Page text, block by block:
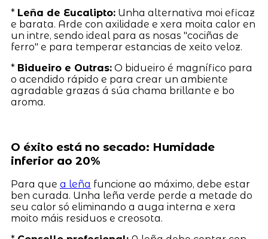
* Leña de Eucalipto:Unha alternativa moi eficaz
e barata. Arde con axilidade e xera moita calor en
un intre, sendo ideal para as nosas "cociñas de
ferro" e para temperar estancias de xeito veloz.
* Bidueiro e Outras:O bidueiro é magnífico para
o acendido rápido e para crear un ambiente
agradable grazas á súa chama brillante e bo
aroma.
O éxito está no secado: Humidade
inferior ao 20%
Para que a leña funcione ao máximo, debe estar
ben curada. Unha leña verde perde a metade do
seu calor só eliminando a auga interna e xera
moito máis residuos e creosota.